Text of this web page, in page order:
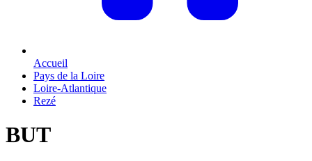
Accueil
Pays de la Loire
Loire-Atlantique
Rezé
BUT